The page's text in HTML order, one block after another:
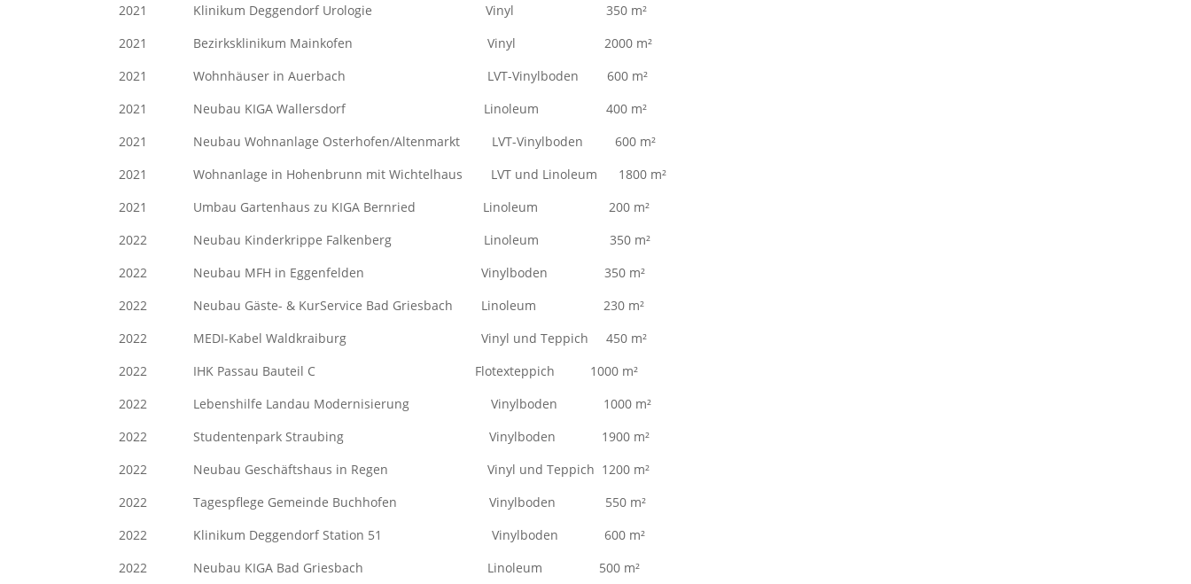
2021 Klinikum Deggendorf Urologie Vinyl 350 m²
2021 Bezirksklinikum Mainkofen Vinyl 2000 m²
2021 Wohnhäuser in Auerbach LVT-Vinylboden 600 m²
2021 Neubau KIGA Wallersdorf Linoleum 400 m²
2021 Neubau Wohnanlage Osterhofen/Altenmarkt LVT-Vinylboden 600 m²
2021 Wohnanlage in Hohenbrunn mit Wichtelhaus LVT und Linoleum 1800 m²
2021 Umbau Gartenhaus zu KIGA Bernried Linoleum 200 m²
2022 Neubau Kinderkrippe Falkenberg Linoleum 350 m²
2022 Neubau MFH in Eggenfelden Vinylboden 350 m²
2022 Neubau Gäste- & KurService Bad Griesbach Linoleum 230 m²
2022 MEDI-Kabel Waldkraiburg Vinyl und Teppich 450 m²
2022 IHK Passau Bauteil C Flotexteppich 1000 m²
2022 Lebenshilfe Landau Modernisierung Vinylboden 1000 m²
2022 Studentenpark Straubing Vinylboden 1900 m²
2022 Neubau Geschäftshaus in Regen Vinyl und Teppich 1200 m²
2022 Tagespflege Gemeinde Buchhofen Vinylboden 550 m²
2022 Klinikum Deggendorf Station 51 Vinylboden 600 m²
2022 Neubau KIGA Bad Griesbach Linoleum 500 m²